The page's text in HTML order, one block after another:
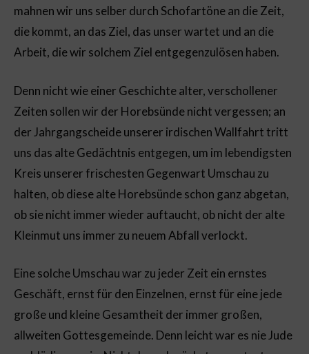
mahnen wir uns selber durch Schofartöne an die Zeit,
die kommt, an das Ziel, das unser wartet und an die
Arbeit, die wir solchem Ziel entgegenzulösen haben.
Denn nicht wie einer Geschichte alter, verschollener
Zeiten sollen wir der Horebsünde nicht vergessen; an
der Jahrgangscheide unserer irdischen Wallfahrt tritt
uns das alte Gedächtnis entgegen, um im lebendigsten
Kreis unserer frischesten Gegenwart Umschau zu
halten, ob diese alte Horebsünde schon ganz abgetan,
ob sie nicht immer wieder auftaucht, ob nicht der alte
Kleinmut uns immer zu neuem Abfall verlockt.
Eine solche Umschau war zu jeder Zeit ein ernstes
Geschäft, ernst für den Einzelnen, ernst für eine jede
große und kleine Gesamtheit der immer großen,
allweiten Gottesgemeinde. Denn leicht war es nie Jude